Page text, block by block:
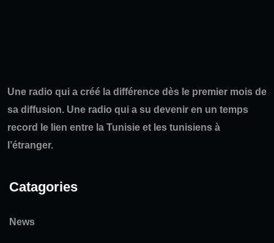
Une radio qui a créé la différence dès le premier mois de
sa diffusion. Une radio qui a su devenir en un temps
record le lien entre la Tunisie et les tunisiens à
l’étranger.
Catagories
News